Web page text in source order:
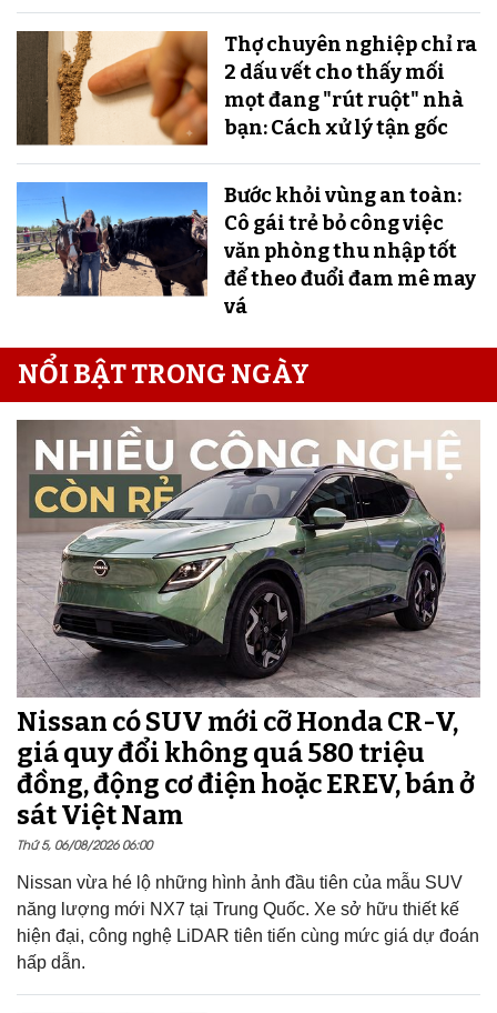
Thợ chuyên nghiệp chỉ ra
2 dấu vết cho thấy mối
mọt đang "rút ruột" nhà
bạn: Cách xử lý tận gốc
Bước khỏi vùng an toàn:
Cô gái trẻ bỏ công việc
văn phòng thu nhập tốt
để theo đuổi đam mê may
vá
NỔI BẬT TRONG NGÀY
Nissan có SUV mới cỡ Honda CR-V,
giá quy đổi không quá 580 triệu
đồng, động cơ điện hoặc EREV, bán ở
sát Việt Nam
Thứ 5, 06/08/2026 06:00
Nissan vừa hé lộ những hình ảnh đầu tiên của mẫu SUV
năng lượng mới NX7 tại Trung Quốc. Xe sở hữu thiết kế
hiện đại, công nghệ LiDAR tiên tiến cùng mức giá dự đoán
hấp dẫn.